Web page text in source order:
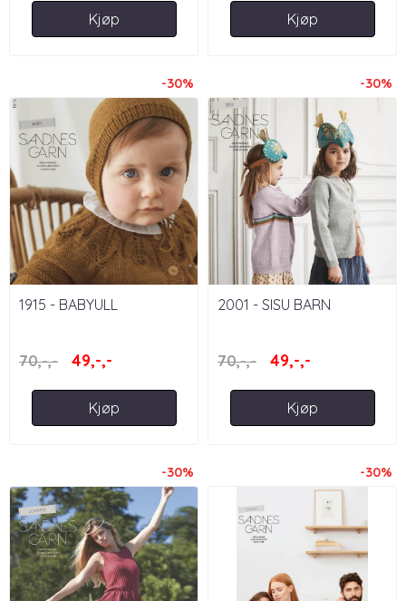
Kjøp Kjøp
-30%
1915 - BABYULL
70,-,- 49,-,-
Kjøp
-30%
2001 - SISU BARN
70,-,- 49,-,-
Kjøp
-30% -30%